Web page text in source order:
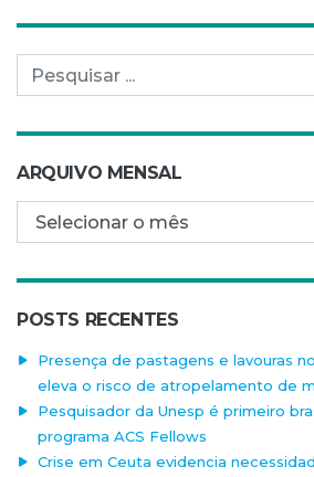
Pesquisar por:
ARQUIVO MENSAL
Arquivo mensal
POSTS RECENTES
Presença de pastagens e lavouras
eleva o risco de atropelamento de
Pesquisador da Unesp é primeiro
programa ACS Fellows
Crise em Ceuta evidencia